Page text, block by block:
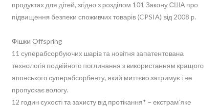
продуктах для дітей, згідно з розділом 101 Закону США про
підвищення безпеки споживчих товарів (CPSIA) від 2008 р.
Фішки Offspring
11 суперабсорбуючих шарів та новітня запатентована
технологія подвійного поглинання з використанням кращого
японського суперабсорбенту, який миттєво затримує і не
пропускає вологу.
12 годин сухості та захисту від протікання* – екстрамʼяке